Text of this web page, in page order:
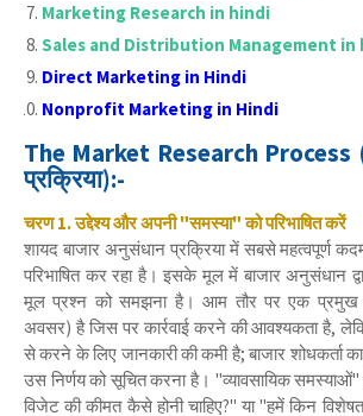
Marketing Research in hindi
Sales and Distribution Management in
Direct Marketing in Hindi
Nonprofit Marketing in Hindi
The Market Research Process
प्रक्रिया):-
चरण 1. उद्देश्य और अपनी "समस्या" को परिभाषित करें
शायद बाजार अनुसंधान प्रक्रिया में सबसे महत्वपूर्ण
परिभाषित कर रहा है। इसके मूल में बाजार अनुसंधान
मूल प्रश्न को समझना है। आम तौर पर एक प्रमुख
अवसर) है जिस पर कार्रवाई करने की आवश्यकता है,
से करने के लिए जानकारी की कमी है; बाजार शोधकर्ता
उस निर्णय को सूचित करना है। "व्यावसायिक
विजेट की कीमत कैसे होनी चाहिए?" या "हमें किन